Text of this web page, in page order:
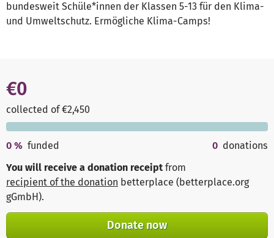
bundesweit Schüle*innen der Klassen 5-13 für den Klima-
und Umweltschutz. Ermögliche Klima-Camps!
€0
collected of €2,450
0 % funded 0 donations
You will receive a donation receipt from
recipient of the donation betterplace (betterplace.org
gGmbH).
Donate now